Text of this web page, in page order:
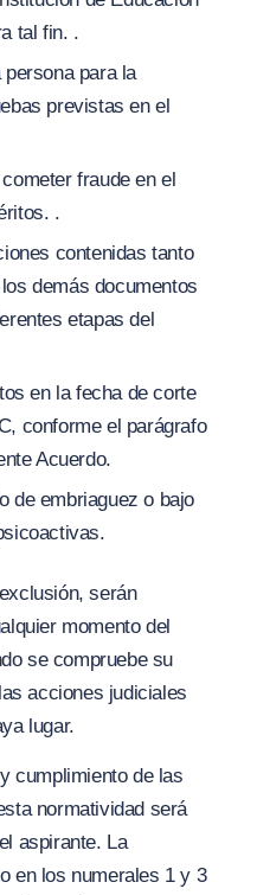
tal fin. .
para la
previstas en el
fraude en el
.
contenidas tanto
demás documentos
etapas del
en la fecha de corte
conforme el parágrafo
Acuerdo.
de embriaguez o bajo
serán
momento del
se compruebe su
acciones judiciales
lugar.
cumplimiento de las
normatividad será
aspirante. La
en los numerales 1 y 3